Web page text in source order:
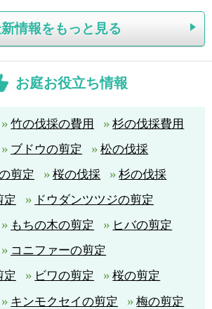
情報をもっと見る
お庭お役立ち情報
竹の伐採の費用
杉の伐採費用
ブドウの剪定
松の伐採
剪定 桜の伐採
杉の伐採
定
ドウダンツツジの剪定
もちの木の剪定
ヒバの剪定
コニファーの剪定
定
ビワの剪定
桜の剪定
キンモクセイの剪定
梅の剪定